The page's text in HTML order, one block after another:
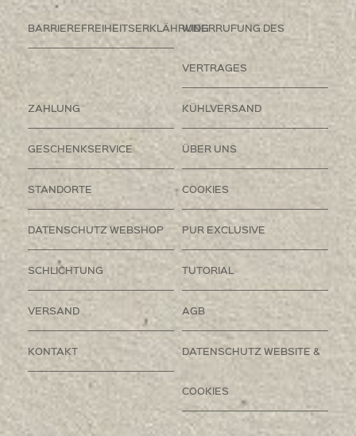
BARRIEREFREIHEITSERKLÄHRUNGWIDERRUFUNG DES
VERTRAGES
ZAHLUNG KÜHLVERSAND
GESCHENKSERVICE ÜBER UNS
STANDORTE COOKIES
DATENSCHUTZ WEBSHOP PUR EXCLUSIVE
SCHLICHTUNG TUTORIAL
VERSAND AGB
KONTAKT DATENSCHUTZ WEBSITE &
COOKIES